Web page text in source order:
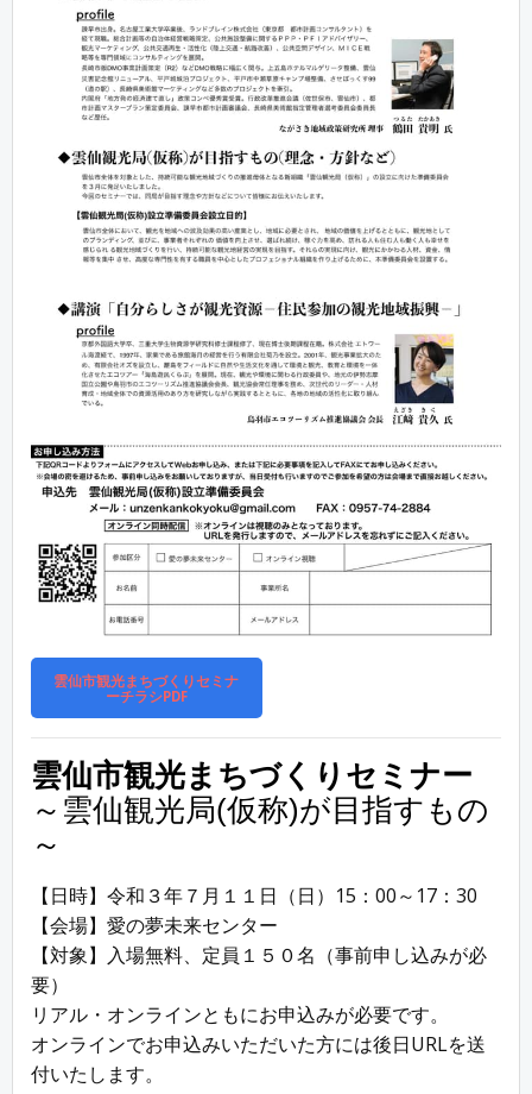
雲仙市観光まちづくりセミナ
ーチラシPDF
雲仙市観光まちづくりセミナー
～雲仙観光局(仮称)が目指すもの
～
【日時】令和３年７月１１日（日）15：00～17：30
【会場】愛の夢未来センター
【対象】入場無料、定員１５０名（事前申し込みが必
要）
リアル・オンラインともにお申込みが必要です。
オンラインでお申込みいただいた方には後日URLを送
付いたします。